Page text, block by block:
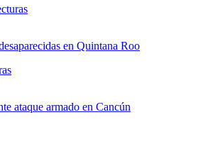
en Quintana Roo
ataque armado en Cancún